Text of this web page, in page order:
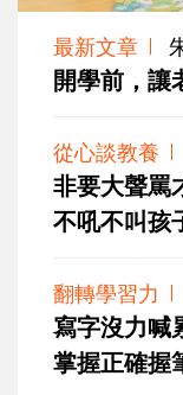
最新文章
開學前，讓
從心談教養
非要大聲罵
不吼不叫孩
翻轉學習力
寫字沒力喊
掌握正確握